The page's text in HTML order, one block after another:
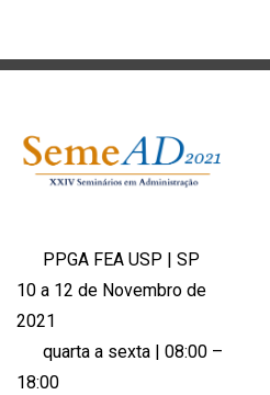
PPGA FEA USP | SP
10 a 12 de Novembro de
2021
quarta a sexta | 08:00 –
18:00